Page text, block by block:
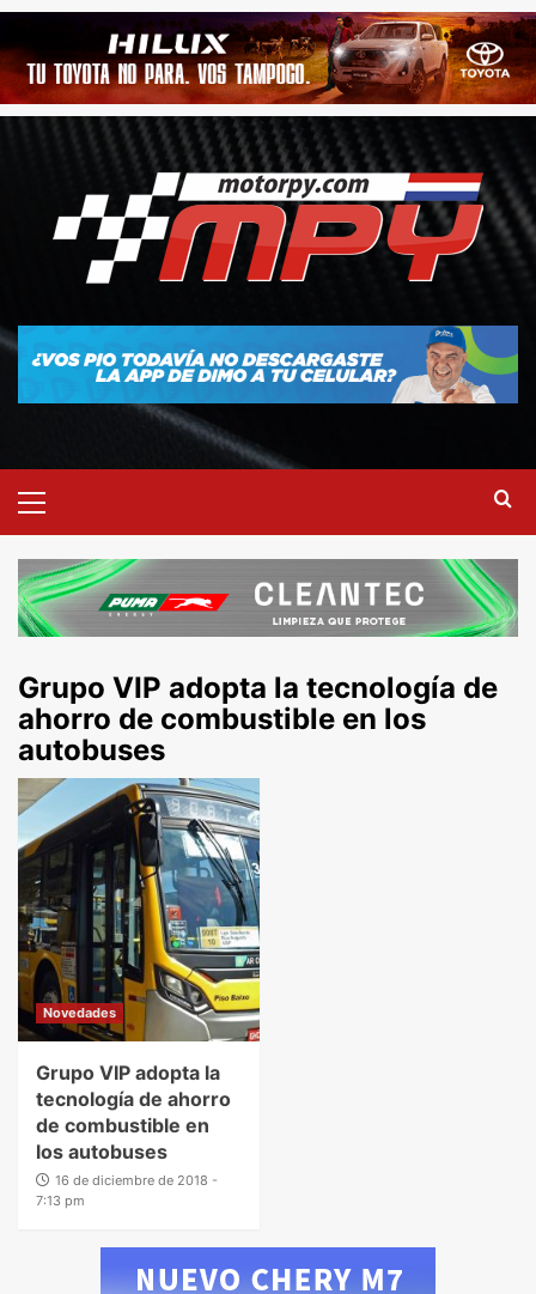
Grupo VIP adopta la tecnología de
ahorro de combustible en los
autobuses
Novedades
Grupo VIP adopta la
tecnología de ahorro
de combustible en
los autobuses
16 de diciembre de 2018 -
7:13 pm